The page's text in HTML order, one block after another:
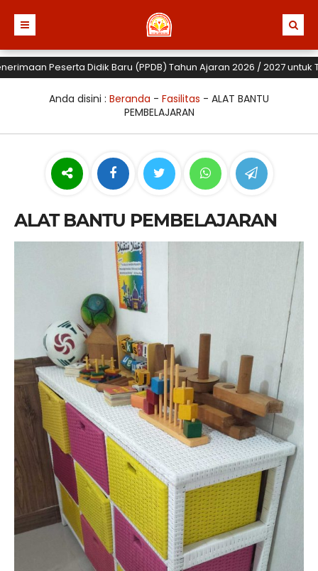
Peserta Didik Baru (PPDB) Tahun Ajaran 2026 / 2027 untuk
Anda disini : Beranda - Fasilitas - ALAT BANTU
PEMBELAJARAN
ALAT BANTU PEMBELAJARAN